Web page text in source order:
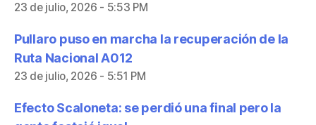
23 de julio, 2026 - 5:53 PM
Pullaro puso en marcha la recuperación de la
Ruta Nacional A012
23 de julio, 2026 - 5:51 PM
Efecto Scaloneta: se perdió una final pero la